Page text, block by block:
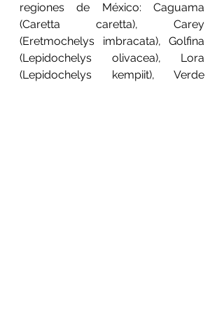
regiones de México: Caguama
(Caretta caretta), Carey
(Eretmochelys imbracata), Golfina
(Lepidochelys olivacea), Lora
(Lepidochelys kempiit), Verde